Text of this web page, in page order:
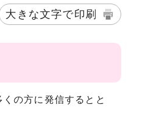
大きな文字で印刷
の方に発信するとと